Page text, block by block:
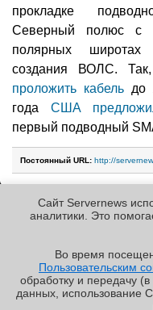
прокладке
Северный полюс
полярных широтах
создания ВОЛС.
проложить кабельдо
года США
первый подводный
Постоянный URL: http://
Copyright ©2010-2026
Servernews.Пользовательское
соглашение
Сайт Servernews
аналитики. Это
Во время
Пользовательским
обработку и передачу
данных, использование